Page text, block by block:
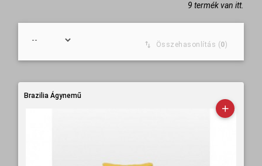
9 termék van itt.
Összehasonlítás (0)
Brazilia Ágynemű